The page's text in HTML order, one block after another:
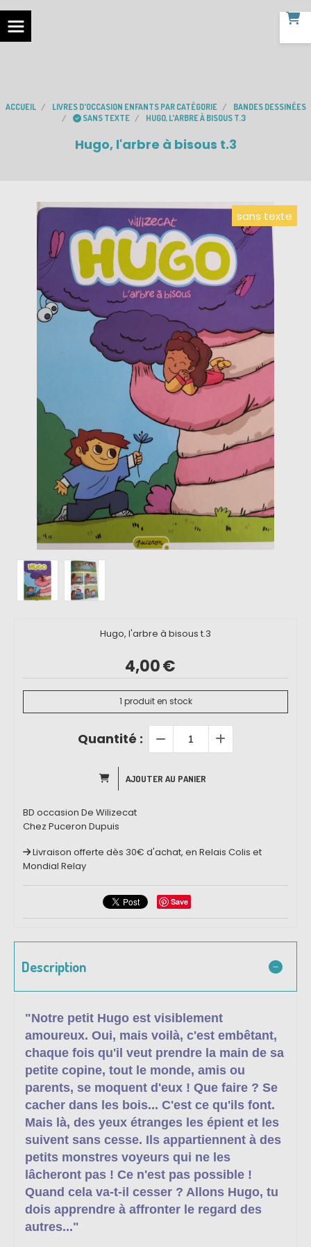
ACCUEIL LIVRES D'OCCASION ENFANTS PAR CATÉGORIE
BANDES DESSINÉES
SANS TEXTE
HUGO, L'ARBRE À BISOUS T.3
Hugo, l'arbre à bisous t.3
sans texte
Hugo, l'arbre à bisous t.3
4,00€
1 produit en stock
Quantité :
AJOUTER AU PANIER
BD occasion De Wilizecat
Chez Puceron Dupuis
Livraison offerte dès 30€ d'achat, en Relais Colis et
Mondial Relay
Save
Description
"Notre petit Hugo est visiblement
amoureux. Oui, mais voilà, c'est embêtant,
chaque fois qu'il veut prendre la main de sa
petite copine, tout le monde, amis ou
parents, se moquent d'eux ! Que faire ? Se
cacher dans les bois... C'est ce qu'ils font.
Mais là, des yeux étranges les épient et les
suivent sans cesse. Ils appartiennent à des
petits monstres voyeurs qui ne les
lâcheront pas ! Ce n'est pas possible !
Quand cela va-t-il cesser ? Allons Hugo, tu
dois apprendre à affronter le regard des
autres..."